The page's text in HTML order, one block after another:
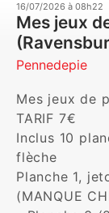
16/07/2026 à 08h22
Mes jeux
Pennedepie
Mes jeux de
TARIF 7€
Inclus 10
flèche
Planche 1,
(MANQUE